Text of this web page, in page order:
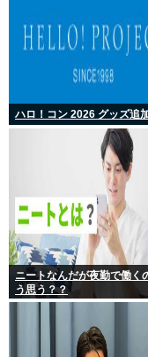
ハロ！コン 2026 グッズ追
ニートなんだが夜勤で働く
う思う？？